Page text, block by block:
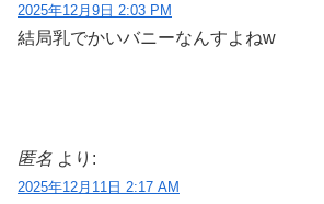
2025年12月9日 2:03 PM
結局乳でかいバニーなんすよねw
匿名 より:
2025年12月11日 2:17 AM